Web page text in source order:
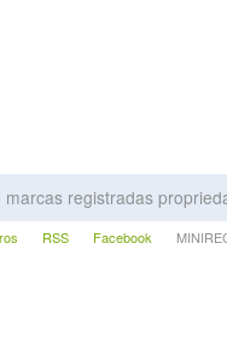
registradas
RSS Facebook